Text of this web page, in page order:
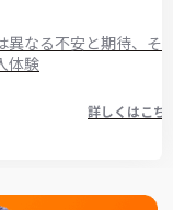
なる不安と期待、そし
体験
詳しくはこちら